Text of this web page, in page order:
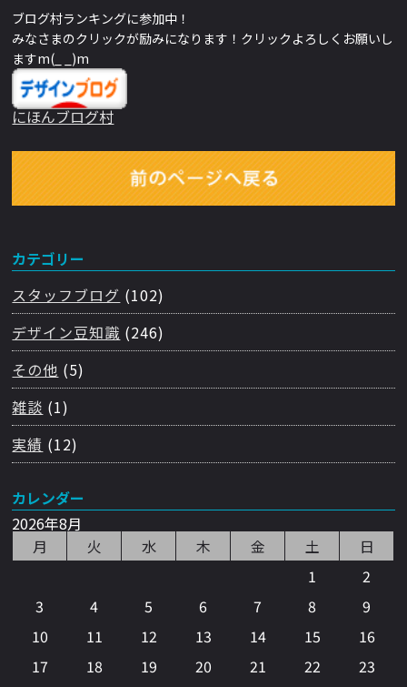
ブログ村ランキングに参加中！
みなさまのクリックが励みになります！クリックよろしくお願いし
ますm(_ _)m
にほんブログ村
カテゴリー
スタッフブログ (102)
デザイン豆知識 (246)
その他 (5)
雑談 (1)
実績 (12)
カレンダー
2026年8月
月
火 水 木 金 土 日
1
2
3
4 5 6 7 8
9
10
11 12 13 14 15
16
17
18 19 20 21 22
23